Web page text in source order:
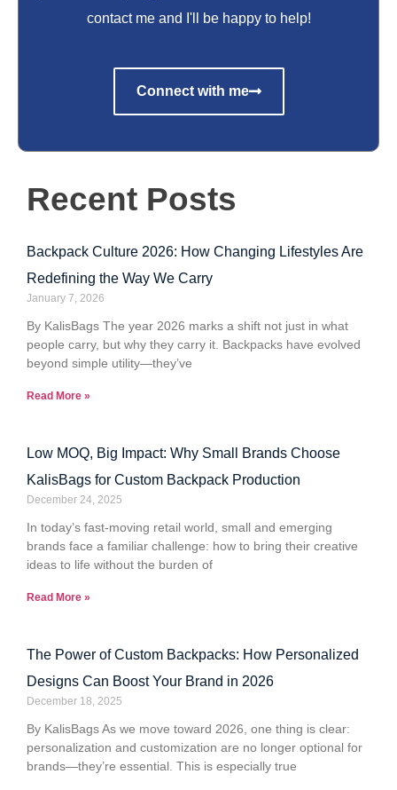
contact me and I'll be happy to help!
Connect with me
Recent Posts
Backpack Culture 2026: How Changing Lifestyles Are
Redefining the Way We Carry
January 7, 2026
By KalisBags The year 2026 marks a shift not just in what
people carry, but why they carry it. Backpacks have evolved
beyond simple utility—they’ve
Read More »
Low MOQ, Big Impact: Why Small Brands Choose
KalisBags for Custom Backpack Production
December 24, 2025
In today’s fast-moving retail world, small and emerging
brands face a familiar challenge: how to bring their creative
ideas to life without the burden of
Read More »
The Power of Custom Backpacks: How Personalized
Designs Can Boost Your Brand in 2026
December 18, 2025
By KalisBags As we move toward 2026, one thing is clear:
personalization and customization are no longer optional for
brands—they’re essential. This is especially true